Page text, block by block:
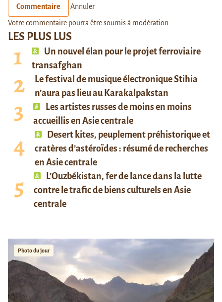
LES PLUS LUS
Un nouvel élan pour le projet ferroviaire
transafghan
Le festival de musique électronique Stihia
n’aura pas lieu au Karakalpakstan
Les artistes russes de moins en moins
accueillis en Asie centrale
Desert kites, peuplement préhistorique et
cratères d’astéroïdes : résumé de recherches
en Asie centrale
L’Ouzbékistan, fer de lance dans la lutte
contre le trafic de biens culturels en Asie
centrale
Photo du jour
Commentaire Annuler
Votre commentaire pourra être soumis à modération.